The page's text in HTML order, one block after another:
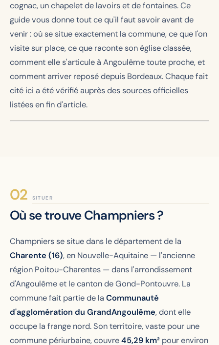
cognac, un chapelet de lavoirs et de fontaines. Ce
guide vous donne tout ce qu'il faut savoir avant de
venir : où se situe exactement la commune, ce que l'on
visite sur place, ce que raconte son église classée,
comment elle s'articule à Angoulême toute proche, et
comment arriver reposé depuis Bordeaux. Chaque fait
cité ici a été vérifié auprès des sources officielles
listées en fin d'article.
SITUER
Où se trouve Champniers ?
Champniers se situe dans le département de la
Charente (16), en Nouvelle-Aquitaine — l'ancienne
région Poitou-Charentes — dans l'arrondissement
d'Angoulême et le canton de Gond-Pontouvre. La
commune fait partie de la Communauté
d'agglomération du GrandAngoulême, dont elle
occupe la frange nord. Son territoire, vaste pour une
commune périurbaine, couvre45,29 km² pour environ